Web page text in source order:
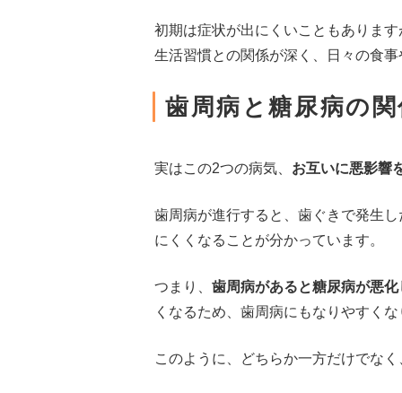
初期は症状が出にくいこともありま
生活習慣との関係が深く、日々の食
歯周病と糖尿病の
実はこの2つの病気、 お互いに悪影響
歯周病が進行すると、歯ぐきで発生
にくくなることが分かっています。
つまり、 歯周病があると糖尿病が悪
くなるため、歯周病にもなりやすく
このように、どちらか一方だけでなく